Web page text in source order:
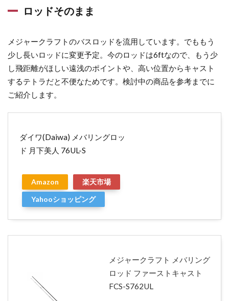
ロッドそのまま
メジャークラフトのバスロッドを流用しています。でももう
少し長いロッドに変更予定。今のロッドは6ftなので、もう少
し飛距離がほしい遠浅のポイントや、高い位置からキャスト
するテトラだと不便なためです。検討中の商品を参考までに
ご紹介します。
ダイワ(Daiwa) メバリングロッ
ド 月下美人 76UL-S
Amazon
楽天市場
Yahooショッピング
メジャークラフト メバリング
ロッド ファーストキャスト
FCS-S762UL